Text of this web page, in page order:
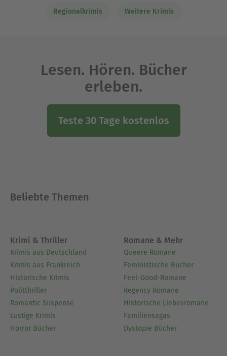
Regionalkrimis Weitere Krimis
Lesen. Hören. Bücher
erleben.
Teste 30 Tage kostenlos
Beliebte Themen
Krimi & Thriller
Krimis aus Deutschland
Krimis aus Frankreich
Historische Krimis
Politthriller
Romantic Suspense
Lustige Krimis
Horror Bücher
Romane & Mehr
Queere Romane
Feministische Bücher
Feel-Good-Romane
Regency Romane
Historische Liebesromane
Familiensagas
Dystopie Bücher